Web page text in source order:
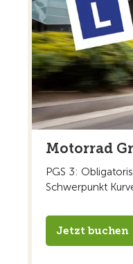
Motorrad
PGS 3:
Schwerpunkt
Jetzt buchen